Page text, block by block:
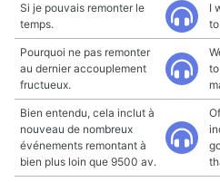
Si je pouvais remonter le
temps.
I
Pourquoi ne pas remonter
au dernier accouplement
fructueux.
Bien entendu, cela inclut à
nouveau de nombreux
événements remontant à
bien plus loin que 9500 av.